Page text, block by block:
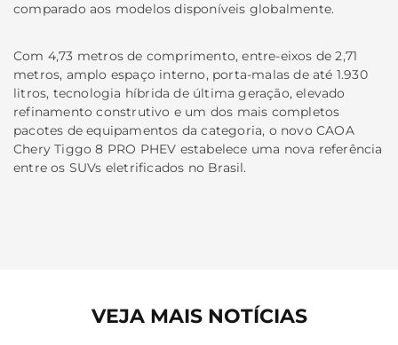
comparado aos modelos disponíveis globalmente.
Com 4,73 metros de comprimento, entre-eixos de 2,71
metros, amplo espaço interno, porta-malas de até 1.930
litros, tecnologia híbrida de última geração, elevado
refinamento construtivo e um dos mais completos
pacotes de equipamentos da categoria, o novo CAOA
Chery Tiggo 8 PRO PHEV estabelece uma nova referência
entre os SUVs eletrificados no Brasil.
VEJA MAIS NOTÍCIAS